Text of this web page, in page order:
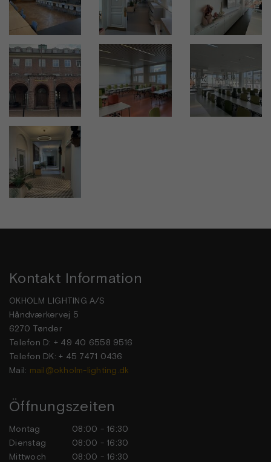
Kontakt Information
OKHOLM LIGHTING A/S
Håndværkervej 5
6270 Tønder
Telefon D: + 49 40 6558 9516
Telefon DK: + 45 7471 0436
Mail: mail@okholm-lighting.dk
Öffnungszeiten
Montag
08:00 - 16:30
Dienstag
08:00 - 16:30
Mittwoch
08:00 - 16:30